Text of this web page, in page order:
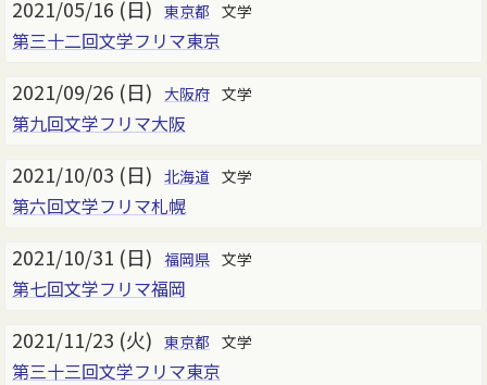
2021/05/16 (日) 東京都 文学
第三十二回文学フリマ東京
2021/09/26 (日) 大阪府 文学
第九回文学フリマ大阪
2021/10/03 (日) 北海道 文学
第六回文学フリマ札幌
2021/10/31 (日) 福岡県 文学
第七回文学フリマ福岡
2021/11/23 (火) 東京都 文学
第三十三回文学フリマ東京